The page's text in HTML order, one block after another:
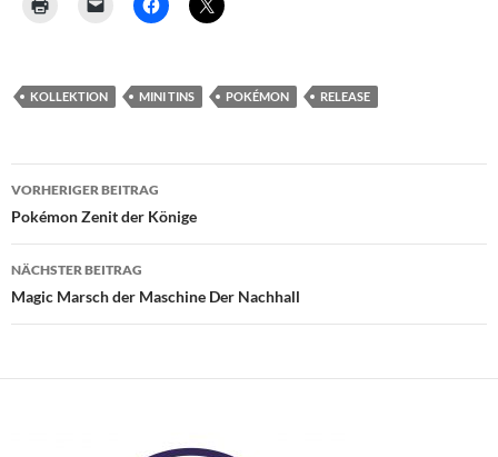
KOLLEKTION MINI TINS POKÉMON RELEASE
Beitragsnavigation
VORHERIGER BEITRAG
Pokémon Zenit der Könige
NÄCHSTER BEITRAG
Magic Marsch der Maschine Der Nachhall